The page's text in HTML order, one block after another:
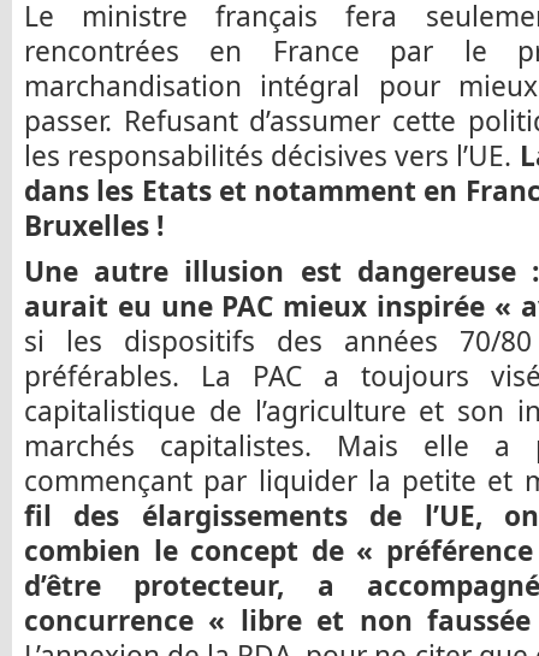
Le ministre français fera
rencontrées en France par le
marchandisation intégral pour
passer. Refusant d’assumer cette
les responsabilités décisives vers l’UE.
dans les Etats et notamment en
Bruxelles !
Une autre illusion est
aurait eu une PAC mieux inspirée «
si les dispositifs des années 70/
préférables. La PAC a toujours
capitalistique de l’agriculture et son
marchés capitalistes. Mais elle
commençant par liquider la petite et
fil des élargissements de l’UE,
combien le concept de «
d’être protecteur, a
concurrence « libre et non faussée